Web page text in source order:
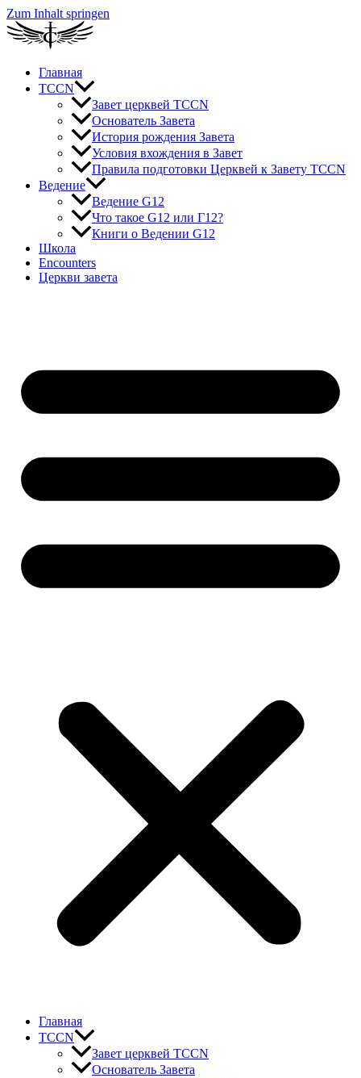
Zum Inhalt springen
Главная
TCCN
Завет церквей TCCN
Основатель Завета
История рождения Завета
Условия вхождения в Завет
Правила подготовки Церквей к Завету TCCN
Ведение
Ведение G12
Что такое G12 или Г12?
Книги о Ведении G12
Школа
Encounters
Церкви завета
Главная
TCCN
Завет церквей TCCN
Основатель Завета